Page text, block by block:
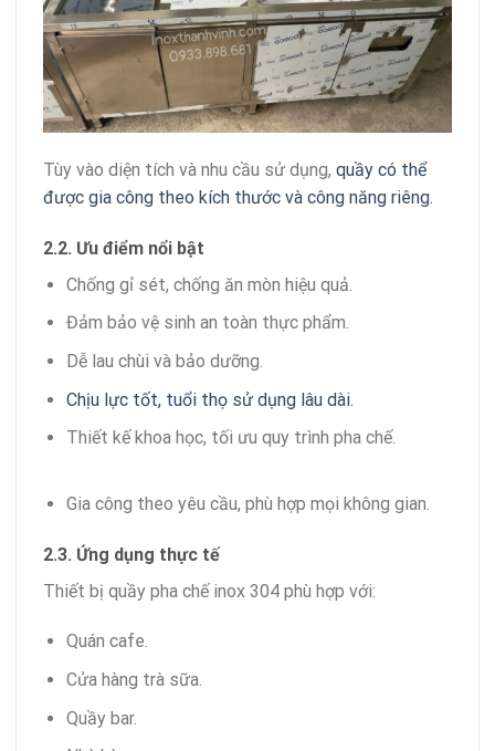
Tùy vào diện tích và nhu cầu sử dụng, quầy có thể
được gia công theo kích thước và công năng riêng.
2.2. Ưu điểm nổi bật
Chống gỉ sét, chống ăn mòn hiệu quả.
Đảm bảo vệ sinh an toàn thực phẩm.
Dễ lau chùi và bảo dưỡng.
Chịu lực tốt, tuổi thọ sử dụng lâu dài.
Thiết kế khoa học, tối ưu quy trình pha chế.
Gia công theo yêu cầu, phù hợp mọi không gian.
2.3. Ứng dụng thực tế
Thiết bị quầy pha chế inox 304 phù hợp với:
Quán cafe.
Cửa hàng trà sữa.
Quầy bar.